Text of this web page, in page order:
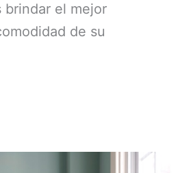
brindar el mejor
de su